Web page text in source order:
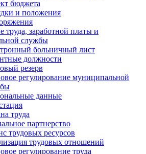
бюджета
и положения
труда, заработной платы и
службы
больничный лист
должности
резерв
регулирование муниципальной
данные
труда
партнерство
трудовых ресурсов
трудовых отношений
регулирование труда